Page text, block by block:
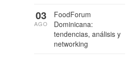
FoodForum
Dominicana:
tendencias, análisis y
networking
03
AGO